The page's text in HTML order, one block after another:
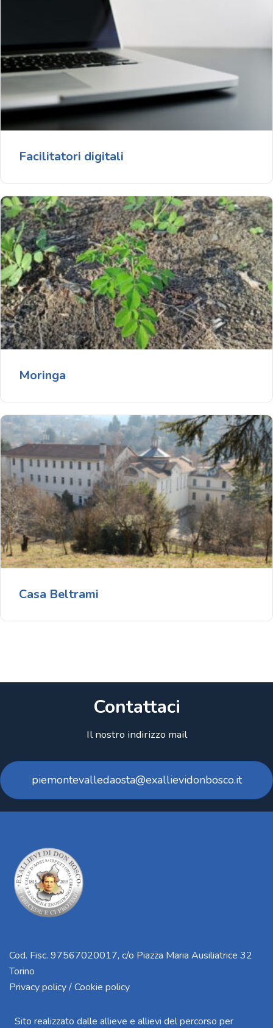
Facilitatori digitali
Moringa
Casa Beltrami
Contattaci
Il nostro indirizzo mail
piemontevalledaosta@exallievidonbosco.it
Cod. Fisc. 97567020017, c/o Piazza Maria Ausiliatrice 32
Torino
Privacy policy / Cookie policy
Sito realizzato dalle allieve e allievi del percorso per